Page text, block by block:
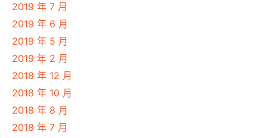
2019 年 7 月
2019 年 6 月
2019 年 5 月
2019 年 2 月
2018 年 12 月
2018 年 10 月
2018 年 8 月
2018 年 7 月